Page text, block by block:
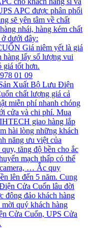
APC được phân phối
sẽ yên tâm về chất
nhái, hàng kém chất
dưới đây:
Giá niêm yết là giá
hàng lấy số lượng vui
giá tốt hơn.
01 09
Xuất Bộ Lưu Điện
chất lượng giá cả
miễn phí nhanh chóng
cửa và chi phí. Mua
giao hàng lắp
hài lòng những khách
năng ưu việt của
tăng độ bền cho ắc
mạch thấp có thể
… Ắc quy
lên đến 5 năm. Cung
Cửa Cuốn lâu đời
đông đảo khách hàng
quý khách hàng
Cửa Cuốn, UPS Cửa